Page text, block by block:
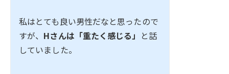
私はとても良い男性だなと思ったので
すが、 Hさんは「重たく感じる」 と話
していました。